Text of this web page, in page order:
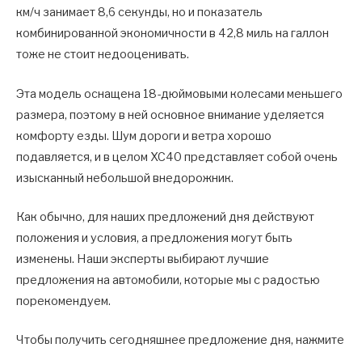
км/ч занимает 8,6 секунды, но и показатель
комбинированной экономичности в 42,8 миль на галлон
тоже не стоит недооценивать.
Эта модель оснащена 18-дюймовыми колесами меньшего
размера, поэтому в ней основное внимание уделяется
комфорту езды. Шум дороги и ветра хорошо
подавляется, и в целом XC40 представляет собой очень
изысканный небольшой внедорожник.
Как обычно, для наших предложений дня действуют
положения и условия, а предложения могут быть
изменены. Наши эксперты выбирают лучшие
предложения на автомобили, которые мы с радостью
порекомендуем.
Чтобы получить сегодняшнее предложение дня, нажмите